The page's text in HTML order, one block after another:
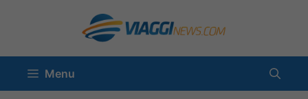
contenuto
Menu